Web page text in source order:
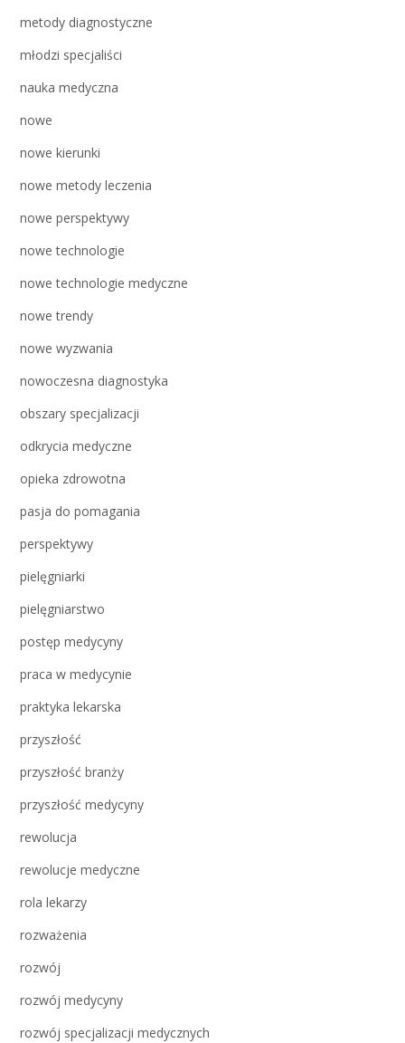
metody diagnostyczne
młodzi specjaliści
nauka medyczna
nowe
nowe kierunki
nowe metody leczenia
nowe perspektywy
nowe technologie
nowe technologie medyczne
nowe trendy
nowe wyzwania
nowoczesna diagnostyka
obszary specjalizacji
odkrycia medyczne
opieka zdrowotna
pasja do pomagania
perspektywy
pielęgniarki
pielęgniarstwo
postęp medycyny
praca w medycynie
praktyka lekarska
przyszłość
przyszłość branży
przyszłość medycyny
rewolucja
rewolucje medyczne
rola lekarzy
rozważenia
rozwój
rozwój medycyny
rozwój specjalizacji medycznych